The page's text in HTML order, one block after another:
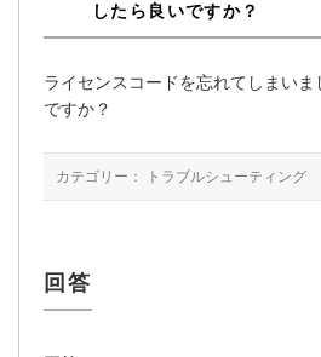
したら良いですか？
ライセンスコードを忘れてしまい
ですか？
カテゴリー： トラブルシューティング